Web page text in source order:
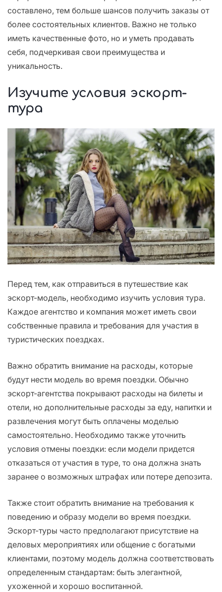
составлено, тем больше шансов получить заказы от
более состоятельных клиентов. Важно не только
иметь качественные фото, но и уметь продавать
себя, подчеркивая свои преимущества и
уникальность.
Изучите условия эскорт-
тура
Перед тем, как отправиться в путешествие как
эскорт-модель, необходимо изучить условия тура.
Каждое агентство и компания может иметь свои
собственные правила и требования для участия в
туристических поездках.
Важно обратить внимание на расходы, которые
будут нести модель во время поездки. Обычно
эскорт-агентства покрывают расходы на билеты и
отели, но дополнительные расходы за еду, напитки и
развлечения могут быть оплачены моделью
самостоятельно. Необходимо также уточнить
условия отмены поездки: если модели придется
отказаться от участия в туре, то она должна знать
заранее о возможных штрафах или потере депозита.
Также стоит обратить внимание на требования к
поведению и образу модели во время поездки.
Эскорт-туры часто предполагают присутствие на
деловых мероприятиях или общение с богатыми
клиентами, поэтому модель должна соответствовать
определенным стандартам: быть элегантной,
ухоженной и хорошо воспитанной.